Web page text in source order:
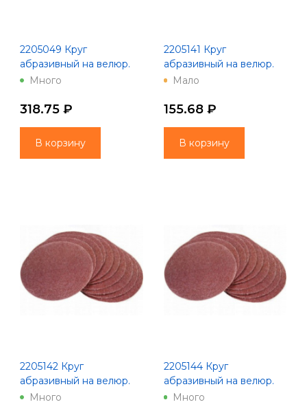
2205049 Круг
абразивный на велюр.
осн.,зер.320, 10шт.,d125,
Много
318.75 ₽
В корзину
2205141 Круг
абразивный на велюр.
осн., зер. 40, 5шт., Ø125,
Мало
155.68 ₽
В корзину
2205142 Круг
абразивный на велюр.
осн., зер. 60, 5шт., Ø125,
Много
2205144 Круг
абразивный на велюр.
осн., зер. 100, 5шт., Ø125,
Много